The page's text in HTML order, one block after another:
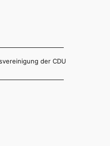
der CDU